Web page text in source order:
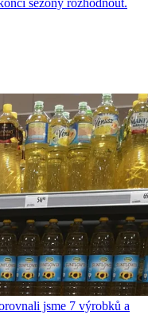
sezony rozhodnout.
jsme 7 výrobků a